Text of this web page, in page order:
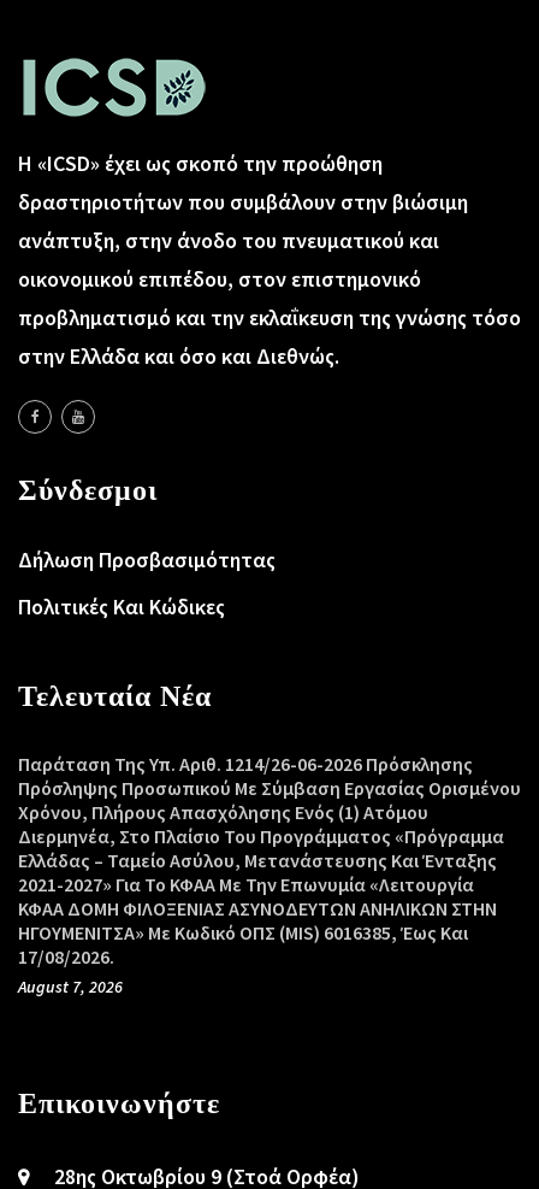
Η «ICSD» έχει ως σκοπό την προώθηση
δραστηριοτήτων που συμβάλουν στην βιώσιμη
ανάπτυξη, στην άνοδο του πνευματικού και
οικονομικού επιπέδου, στον επιστημονικό
προβληματισμό και την εκλαΐκευση της γνώσης τόσο
στην Ελλάδα και όσο και Διεθνώς.
Σύνδεσμοι
Δήλωση Προσβασιμότητας
Πολιτικές Και Κώδικες
Τελευταία Νέα
Παράταση Της Υπ. Αριθ. 1214/26-06-2026 Πρόσκλησης
Πρόσληψης Προσωπικού Με Σύμβαση Εργασίας Ορισμένου
Χρόνου, Πλήρους Απασχόλησης Ενός (1) Ατόμου
Διερμηνέα, Στο Πλαίσιο Του Προγράμματος «Πρόγραμμα
Ελλάδας – Ταμείο Ασύλου, Μετανάστευσης Και Ένταξης
2021-2027» Για Το ΚΦΑΑ Με Την Επωνυμία «Λειτουργία
ΚΦΑΑ ΔΟΜΗ ΦΙΛΟΞΕΝΙΑΣ ΑΣΥΝΟΔΕΥΤΩΝ ΑΝΗΛΙΚΩΝ ΣΤΗΝ
ΗΓΟΥΜΕΝΙΤΣΑ» Με Κωδικό ΟΠΣ (MIS) 6016385, Έως Και
17/08/2026.
August 7, 2026
Επικοινωνήστε
28ης Οκτωβρίου 9 (Στοά Ορφέα)